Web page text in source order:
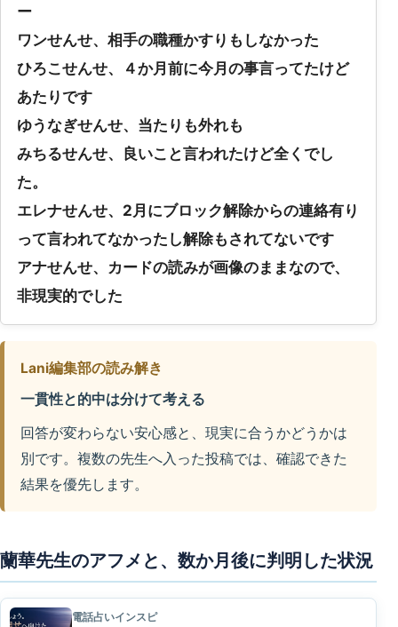
ー
ワンせんせ、相手の職種かすりもしなかった
ひろこせんせ、４か月前に今月の事言ってたけど
あたりです
ゆうなぎせんせ、当たりも外れも
みちるせんせ、良いこと言われたけど全くでし
た。
エレナせんせ、2月にブロック解除からの連絡有り
って言われてなかったし解除もされてないです
アナせんせ、カードの読みが画像のままなので、
非現実的でした
Lani編集部の読み解き
一貫性と的中は分けて考える
回答が変わらない安心感と、現実に合うかどうかは
別です。複数の先生へ入った投稿では、確認できた
結果を優先します。
蘭華先生のアフメと、数か月後に判明した状況
電話占いインスピ